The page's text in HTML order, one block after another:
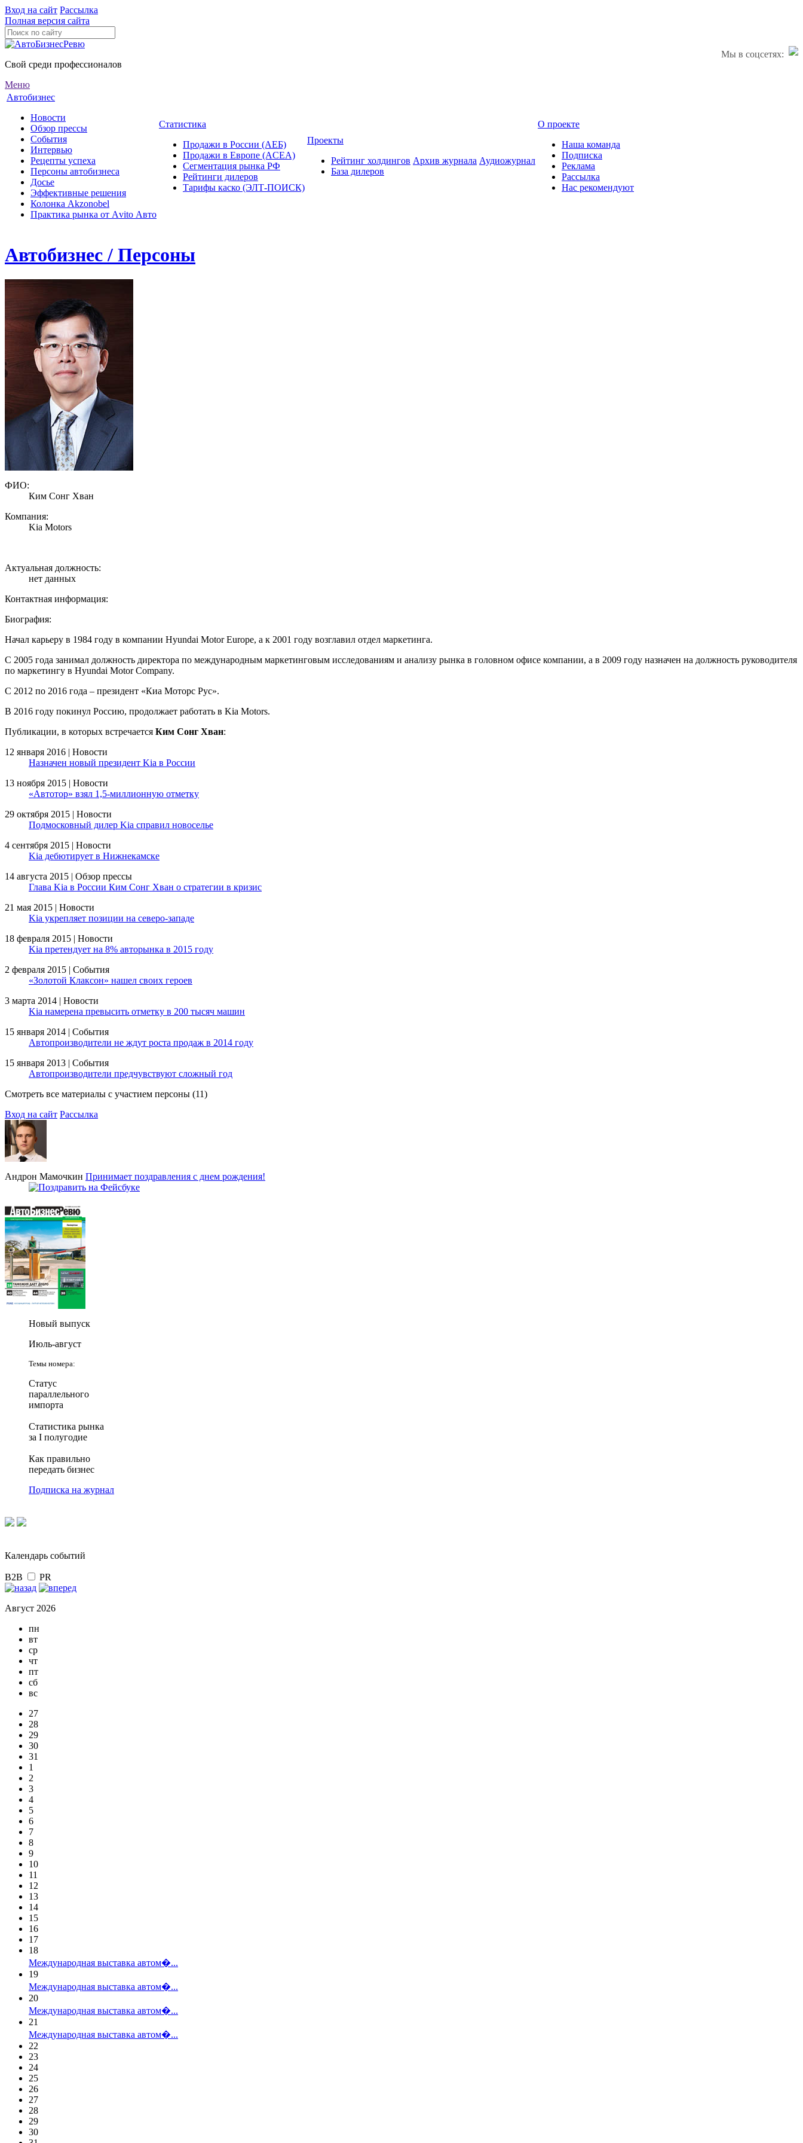
Вход на сайт Рассылка
Полная версия сайта
Мы в соцсетях:
Свой среди профессионалов
Меню
Автобизнес
Новости
Обзор прессы
События
Интервью
Рецепты успеха
Персоны автобизнеса
Досье
Эффективные решения
Колонка Akzonobel
Практика рынка от Аvito Авто
Статистика
Продажи в России (АЕБ)
Продажи в Европе (ACEA)
Сегментация рынка РФ
Рейтинги дилеров
Тарифы каско (ЭЛТ-ПОИСК)
Проекты
Рейтинг холдингов
База дилеров
Архив журнала Аудиожурнал
О проекте
Наша команда
Подписка
Реклама
Рассылка
Нас рекомендуют
Автобизнес / Персоны
ФИО:
Ким Сонг Хван
Компания:
Kia Motors
Актуальная должность:
нет данных
Контактная информация:
Биография:
Начал карьеру в 1984 году в компании Hyundai Motor Europe, а к 2001 году возглавил отдел маркетинга.
С 2005 года занимал должность директора по международным маркетинговым исследованиям и анализу рынка в головном офисе компании, а в 2009 году назначен на должность руководителя
по маркетингу в Hyundai Motor Company.
С 2012 по 2016 года – президент «Киа Моторс Рус».
В 2016 году покинул Россию, продолжает работать в Kia Motors.
Публикации, в которых встречается Ким Сонг Хван:
12 января 2016 | Новости
Назначен новый президент Kia в России
13 ноября 2015 | Новости
«Автотор» взял 1,5-миллионную отметку
29 октября 2015 | Новости
Подмосковный дилер Kia справил новоселье
4 сентября 2015 | Новости
Kia дебютирует в Нижнекамске
14 августа 2015 | Обзор прессы
Глава Kia в России Ким Сонг Хван о стратегии в кризис
21 мая 2015 | Новости
Kia укрепляет позиции на северо-западе
18 февраля 2015 | Новости
Kia претендует на 8% авторынка в 2015 году
2 февраля 2015 | События
«Золотой Клаксон» нашел своих героев
3 марта 2014 | Новости
Kia намерена превысить отметку в 200 тысяч машин
15 января 2014 | События
Автопроизводители не ждут роста продаж в 2014 году
15 января 2013 | События
Автопроизводители предчувствуют сложный год
Смотреть все материалы с участием персоны (11)
Вход на сайт Рассылка
Андрон Мамочкин Принимает поздравления с днем рождения!
Новый выпуск
Июль-август
Темы номера:
Статус
параллельного
импорта
Статистика рынка
за I полугодие
Как правильно
передать бизнес
Подписка на журнал
Календарь событий
B2B PR
Август 2026
пн
вт
ср
чт
пт
сб
вс
27
28
29
30
31
1
2
3
4
5
6
7
8
9
10
11
12
13
14
15
16
17
18
Международная выставка автом�...
19
Международная выставка автом�...
20
Международная выставка автом�...
21
Международная выставка автом�...
22
23
24
25
26
27
28
29
30